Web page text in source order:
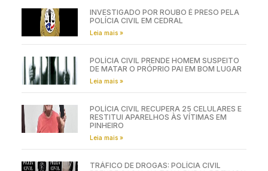
INVESTIGADO POR ROUBO É PRESO PELA
POLÍCIA CIVIL EM CEDRAL
Leia mais »
POLÍCIA CIVIL PRENDE HOMEM SUSPEITO
DE MATAR O PRÓPRIO PAI EM BOM LUGAR
Leia mais »
POLÍCIA CIVIL RECUPERA 25 CELULARES E
RESTITUI APARELHOS ÀS VÍTIMAS EM
PINHEIRO
Leia mais »
TRÁFICO DE DROGAS: POLÍCIA CIVIL